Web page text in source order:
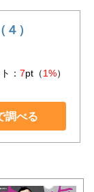
）
： 7pt（1%）
調べる